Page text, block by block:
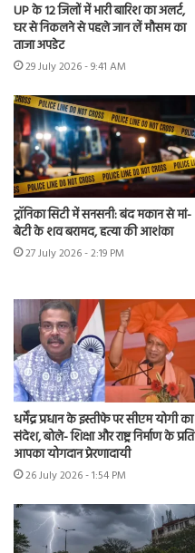
UP के 12 जिलों में भारी बारिश का अलर्ट,
घर से निकलने से पहले जान लें मौसम का
ताजा अपडेट
29 July 2026 - 9:41 AM
ट्रॉनिका सिटी में सनसनी: बंद मकान से मां-
बेटी के शव बरामद, हत्या की आशंका
27 July 2026 - 2:19 PM
धर्मेंद्र प्रधान के इस्तीफे पर सीएम योगी का
संदेश, बोले- शिक्षा और राष्ट्र निर्माण के प्रति
आपका योगदान प्रेरणादायी
26 July 2026 - 1:54 PM